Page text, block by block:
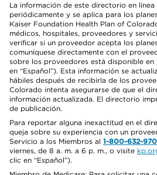
La información de este directorio en línea
periódicamente y se aplica para los
Kaiser Foundation Health Plan of
médicos, hospitales, proveedores y
verificar si un proveedor acepta los
comuníquese directamente con el
sobre los proveedores está disponible en
en “Español”). Esta información se
hábiles después de recibirla de los
Colorado intenta asegurarse de que el
información actualizada. El directorio
de publicación.
Para reportar alguna inexactitud en el
queja sobre su experiencia con un
Servicio a los Miembros al 1-800-632-
viernes, de 8 a. m. a 6 p. m., o visite
clic en “Español”).